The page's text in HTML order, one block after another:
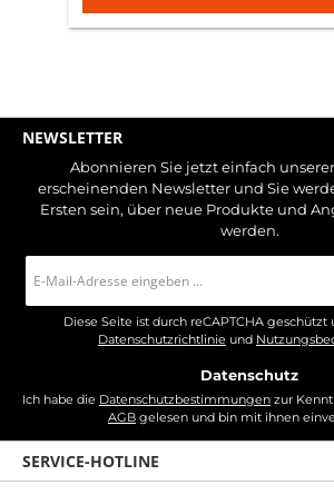
NEWSLETTER
Abonnieren Sie jetzt einfach
erscheinenden Newsletter und Sie
Ersten sein, über neue Produkte und
werden.
Mail-
Adresse
Diese Seite ist durch reCAPTCHA geschützt
Datenschutzrichtlinie und
Datenschutz
Ich habe die Datenschutzbestimmungen zur
AGB gelesen und bin mit ihnen
SERVICE-HOTLINE